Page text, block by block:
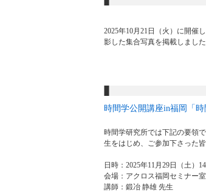
2025年10月21日（火）に開催
影した集合写真を掲載しました
時間学公開講座in福岡「時
時間学研究所では下記の要領
生をはじめ、ご参加下さった
日時：2025年11月29日（土）
会場：アクロス福岡セミナー室
講師：鍛冶 静雄 先生